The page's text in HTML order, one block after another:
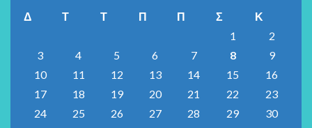
Δ
Τ Τ Π Π Σ
Κ
1
2
3
4 5 6 7 8
9
10
11 12 13 14 15
16
17
18 19 20 21 22
23
24
25 26 27 28 29
30